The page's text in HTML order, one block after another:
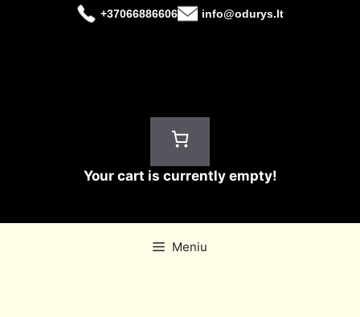
+37066886606 info@odurys.lt
Your cart is currently empty!
Meniu